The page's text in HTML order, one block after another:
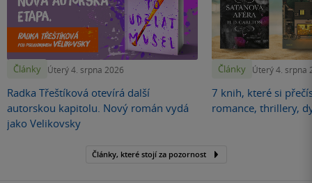
Články Úterý 4. srpna 2026
Radka Třeštíková otevírá další
autorskou kapitolu. Nový román vydá
jako Velikovsky
Články Úterý 4. srpna
7 knih, které si
romance, thrillery,
Články, které stojí za pozornost